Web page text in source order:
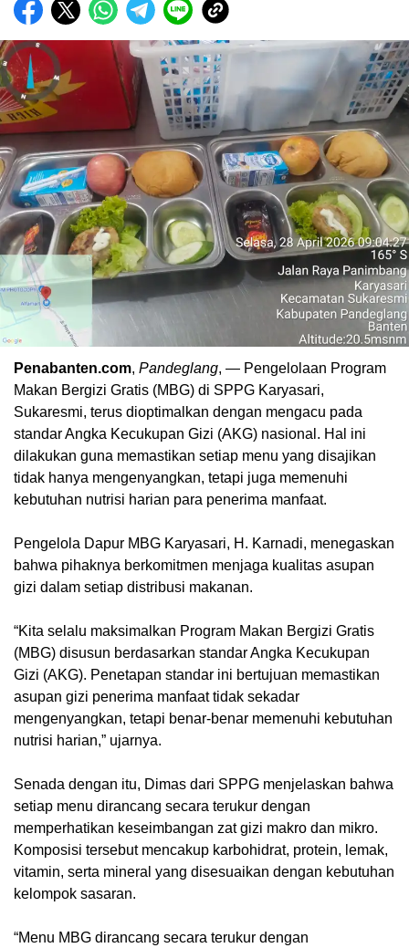
Penabanten.com, Pandeglang, — Pengelolaan Program
Makan Bergizi Gratis (MBG) di SPPG Karyasari,
Sukaresmi, terus dioptimalkan dengan mengacu pada
standar Angka Kecukupan Gizi (AKG) nasional. Hal ini
dilakukan guna memastikan setiap menu yang disajikan
tidak hanya mengenyangkan, tetapi juga memenuhi
kebutuhan nutrisi harian para penerima manfaat.
Pengelola Dapur MBG Karyasari, H. Karnadi, menegaskan
bahwa pihaknya berkomitmen menjaga kualitas asupan
gizi dalam setiap distribusi makanan.
“Kita selalu maksimalkan Program Makan Bergizi Gratis
(MBG) disusun berdasarkan standar Angka Kecukupan
Gizi (AKG). Penetapan standar ini bertujuan memastikan
asupan gizi penerima manfaat tidak sekadar
mengenyangkan, tetapi benar-benar memenuhi kebutuhan
nutrisi harian,” ujarnya.
Senada dengan itu, Dimas dari SPPG menjelaskan bahwa
setiap menu dirancang secara terukur dengan
memperhatikan keseimbangan zat gizi makro dan mikro.
Komposisi tersebut mencakup karbohidrat, protein, lemak,
vitamin, serta mineral yang disesuaikan dengan kebutuhan
kelompok sasaran.
“Menu MBG dirancang secara terukur dengan